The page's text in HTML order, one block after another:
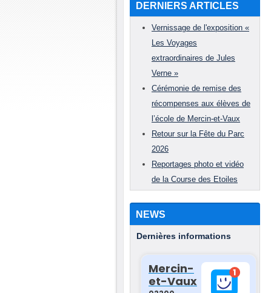
DERNIERS ARTICLES
Vernissage de l'exposition «
Les Voyages
extraordinaires de Jules
Verne »
Cérémonie de remise des
récompenses aux élèves de
l’école de Mercin-et-Vaux
Retour sur la Fête du Parc
2026
Reportages photo et vidéo
de la Course des Etoiles
NEWS
Dernières informations